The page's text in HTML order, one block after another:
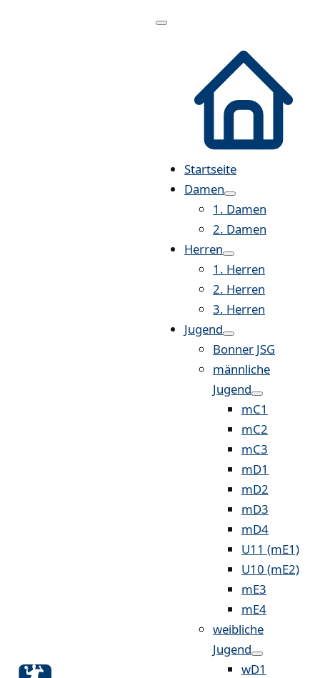
Menü
Startseite
Damen
1. Damen
2. Damen
Herren
1. Herren
2. Herren
3. Herren
Jugend
Bonner JSG
männliche
Jugend
mC1
mC2
mC3
mD1
mD2
mD3
mD4
U11 (mE1)
U10 (mE2)
mE3
mE4
weibliche
Jugend
wD1